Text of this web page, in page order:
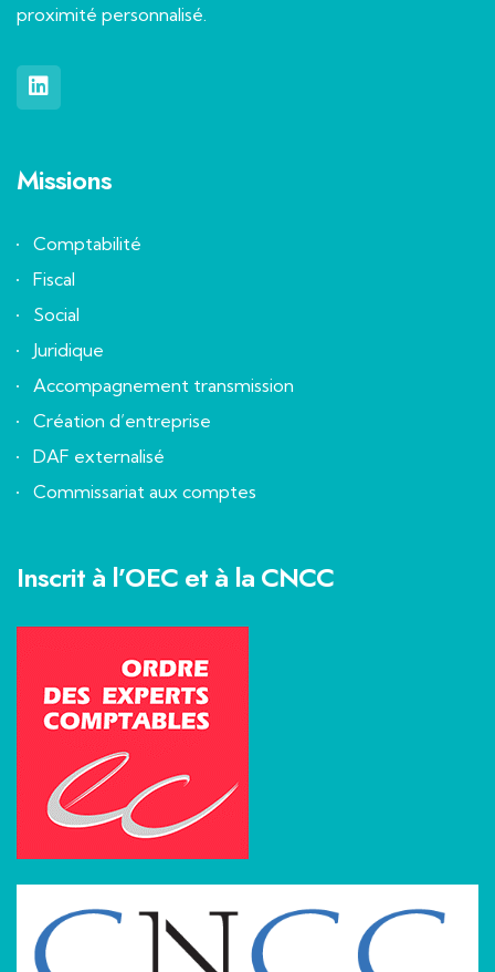
proximité personnalisé.
Missions
Comptabilité
Fiscal
Social
Juridique
Accompagnement transmission
Création d’entreprise
DAF externalisé
Commissariat aux comptes
Inscrit à l’OEC et à la CNCC